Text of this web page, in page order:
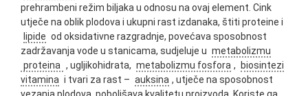
prehrambeni režim biljaka u odnosu na ovaj element. Cink
utječe na oblik plodova i ukupni rast izdanaka, štiti proteine ​​i
lipide od oksidativne razgradnje, povećava sposobnost
zadržavanja vode u stanicama, sudjeluje u metabolizmu
proteina , ugljikohidrata, metabolizmu fosfora ,
biosintezi
vitamina i tvari za rast – auksina , utječe na sposobnost